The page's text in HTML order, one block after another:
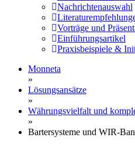
Nachrichtenauswahl
Vorträge und
Einführungsartikel
Praxisbeispiele &
Monneta
»
Lösungsansätze
»
Währungsvielfalt und
»
Bartersysteme und WIR-